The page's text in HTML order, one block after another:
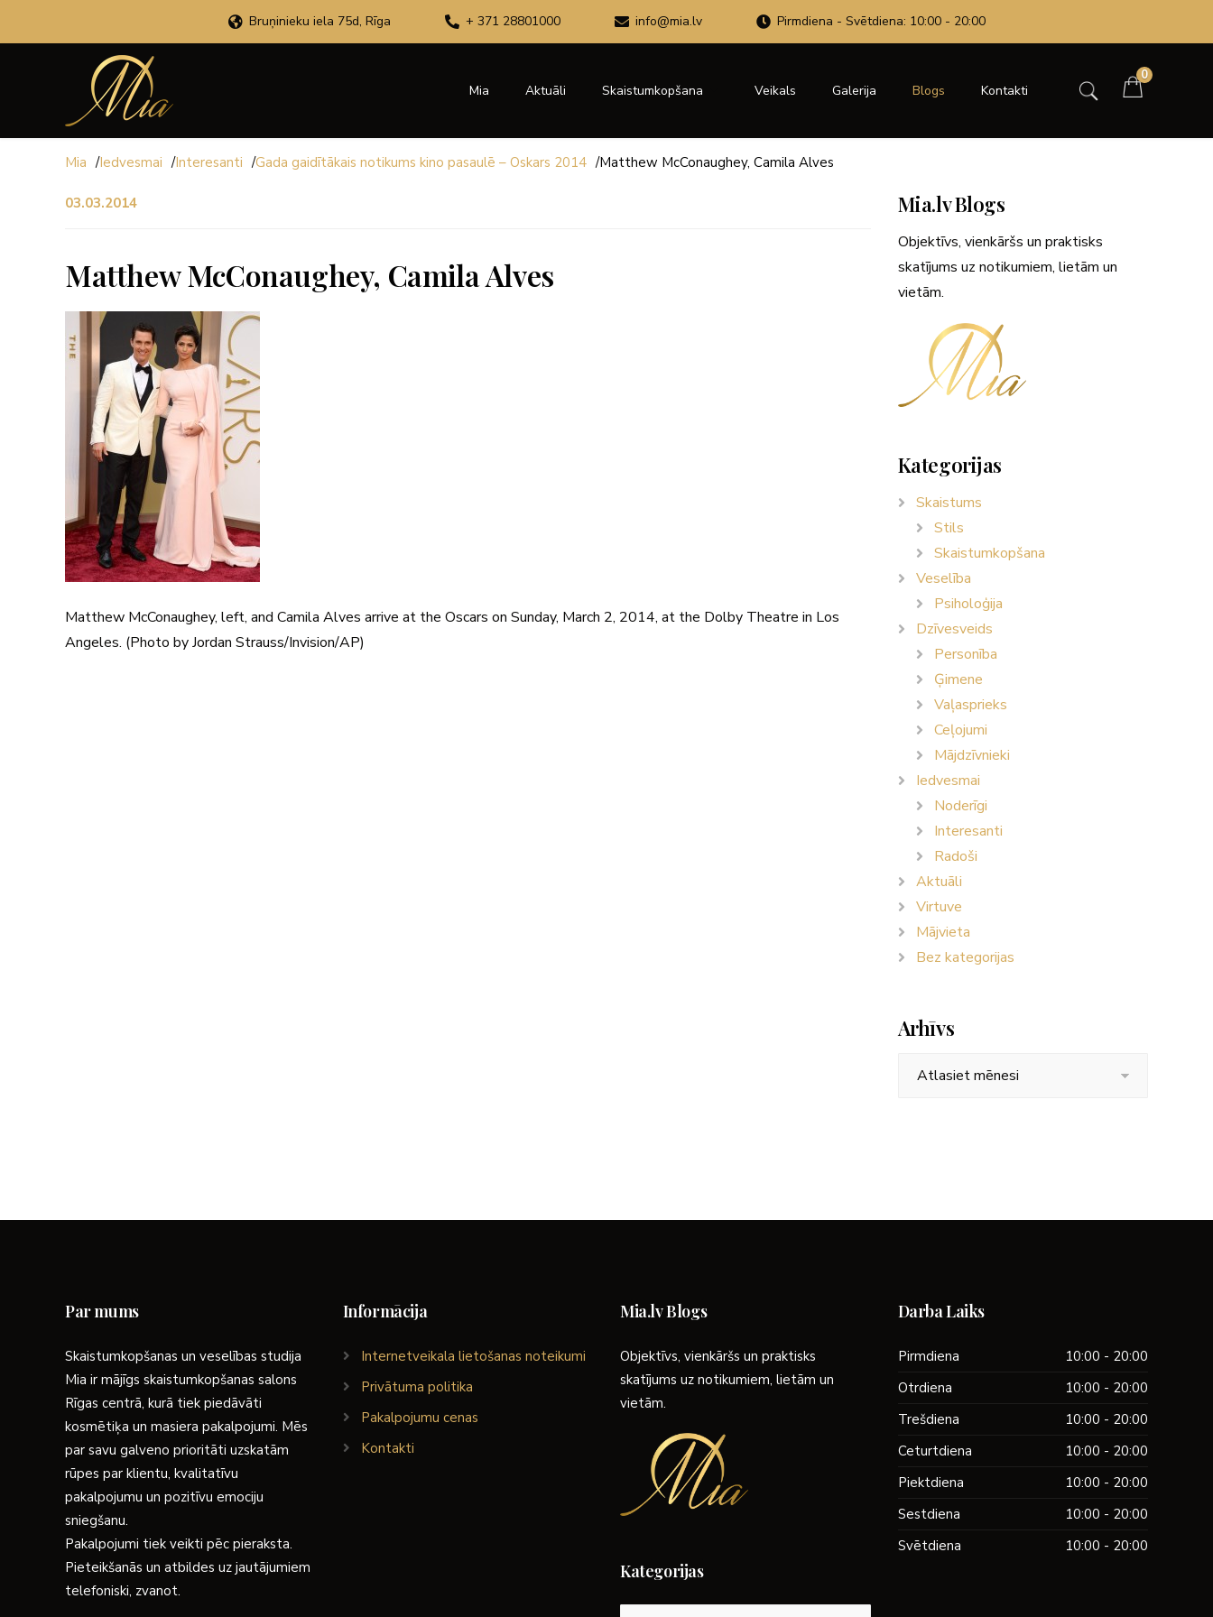
Bruņinieku iela 75d, Rīga + 371 28801000 info@mia.lv Pirmdiena - Svētdiena: 10:00 - 20:00
Mia Aktuāli Skaistumkopšana Veikals Galerija Blogs Kontakti
0
Mia /Iedvesmai /Interesanti /Gada gaidītākais notikums kino pasaulē – Oskars 2014 /Matthew McConaughey, Camila Alves
03.03.2014
Matthew McConaughey, Camila Alves
Matthew McConaughey, left, and Camila Alves arrive at the Oscars on Sunday, March 2, 2014, at the Dolby Theatre in Los
Angeles. (Photo by Jordan Strauss/Invision/AP)
Mia.lv Blogs
Objektīvs, vienkāršs un praktisks
skatījums uz notikumiem, lietām un
vietām.
Kategorijas
Skaistums
Stils
Skaistumkopšana
Veselība
Psiholoģija
Dzīvesveids
Personība
Ģimene
Vaļasprieks
Ceļojumi
Mājdzīvnieki
Iedvesmai
Noderīgi
Interesanti
Radoši
Aktuāli
Virtuve
Mājvieta
Bez kategorijas
Arhīvs
Par mums
Skaistumkopšanas un veselības studija
Mia ir mājīgs skaistumkopšanas salons
Rīgas centrā, kurā tiek piedāvāti
kosmētiķa un masiera pakalpojumi. Mēs
par savu galveno prioritāti uzskatām
rūpes par klientu, kvalitatīvu
pakalpojumu un pozitīvu emociju
sniegšanu.
Pakalpojumi tiek veikti pēc pieraksta.
Pieteikšanās un atbildes uz jautājumiem
telefoniski, zvanot.
Informācija
Internetveikala lietošanas noteikumi
Privātuma politika
Pakalpojumu cenas
Kontakti
Mia.lv Blogs
Objektīvs, vienkāršs un praktisks
skatījums uz notikumiem, lietām un
vietām.
Kategorijas
Darba Laiks
Pirmdiena
10:00 - 20:00
Otrdiena
10:00 - 20:00
Trešdiena
10:00 - 20:00
Ceturtdiena
10:00 - 20:00
Piektdiena
10:00 - 20:00
Sestdiena
10:00 - 20:00
Svētdiena
10:00 - 20:00